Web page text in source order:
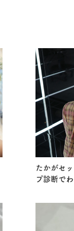
たかがセ
プ診断で